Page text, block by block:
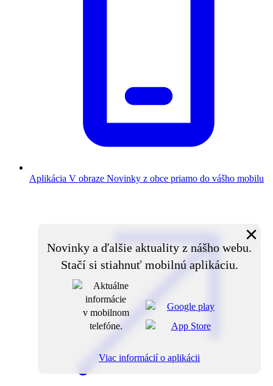
Aplikácia V obraze Novinky z obce priamo do vášho mobilu
Novinky a ďalšie aktuality z nášho webu.
Stačí si stiahnuť mobilnú aplikáciu.
×
Viac informácií o aplikácii